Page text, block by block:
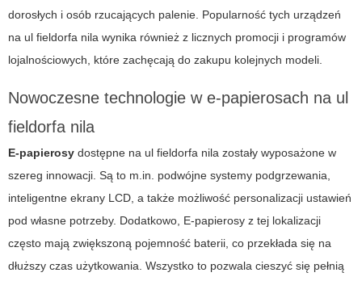
dorosłych i osób rzucających palenie. Popularność tych urządzeń
na ul fieldorfa nila wynika również z licznych promocji i programów
lojalnościowych, które zachęcają do zakupu kolejnych modeli.
Nowoczesne technologie w e-papierosach na ul
fieldorfa nila
E-papierosy dostępne na ul fieldorfa nila zostały wyposażone w
szereg innowacji. Są to m.in. podwójne systemy podgrzewania,
inteligentne ekrany LCD, a także możliwość personalizacji ustawień
pod własne potrzeby. Dodatkowo, E-papierosy z tej lokalizacji
często mają zwiększoną pojemność baterii, co przekłada się na
dłuższy czas użytkowania. Wszystko to pozwala cieszyć się pełnią